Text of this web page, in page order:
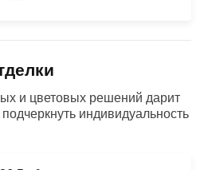
и цветовых решений дарит
индивидуальность